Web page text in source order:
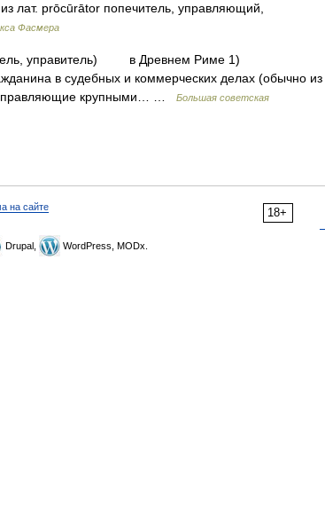
лат. рrōсūrātоr попечитель, управляющий,
Фасмера
управитель) в Древнем Риме 1)
в судебных и коммерческих делах (обычно из
управляющие крупными… …
Большая советская
18+
на сайте
Drupal, WordPress, MODx.